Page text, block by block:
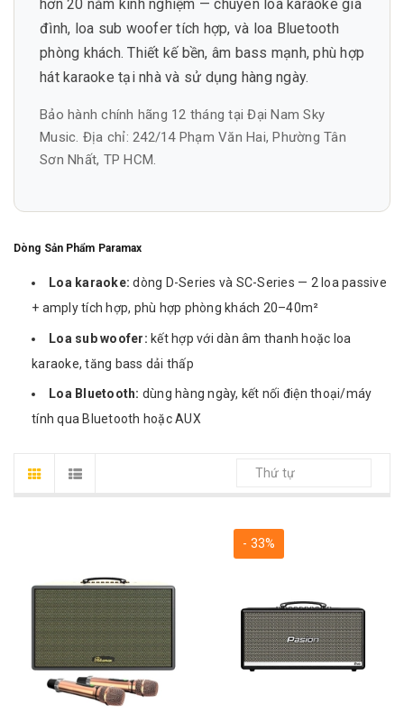
hơn 20 năm kinh nghiệm — chuyên loa karaoke gia
đình, loa sub woofer tích hợp, và loa Bluetooth
phòng khách. Thiết kế bền, âm bass mạnh, phù hợp
hát karaoke tại nhà và sử dụng hàng ngày.
Bảo hành chính hãng 12 tháng tại Đại Nam Sky
Music. Địa chỉ: 242/14 Phạm Văn Hai, Phường Tân
Sơn Nhất, TP HCM.
Dòng Sản Phẩm Paramax
Loa karaoke: dòng D-Series và SC-Series — 2 loa passive
+ amply tích hợp, phù hợp phòng khách 20–40m²
Loa sub woofer: kết hợp với dàn âm thanh hoặc loa
karaoke, tăng bass dải thấp
Loa Bluetooth: dùng hàng ngày, kết nối điện thoại/máy
tính qua Bluetooth hoặc AUX
Thứ tự
- 33%